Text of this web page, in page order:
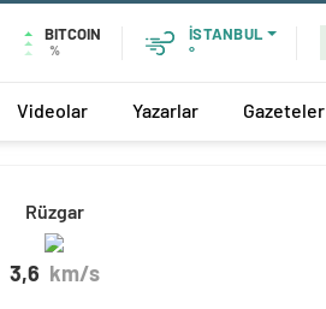
BITCOIN
%
İSTANBUL
°
Videolar Yazarlar Gazeteler
Rüzgar
3,6 km/s